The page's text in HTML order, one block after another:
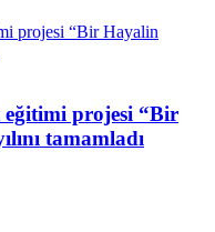
projesi “Bir
tamamladı